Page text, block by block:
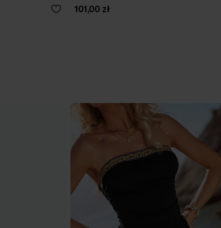
101,00 zł